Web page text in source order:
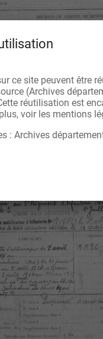
ce site peuvent être
(Archives
réutilisation est
voir les mentions
: Archives